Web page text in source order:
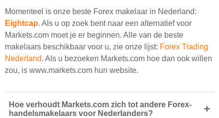
Momenteel is onze beste Forex makelaar in Nederland:
Eightcap. Als u op zoek bent naar een alternatief voor
Markets.com moet je er beginnen. Alle van de beste
makelaars beschikbaar voor u, zie onze lijst: Forex Trading
Nederland. Als u bezoeken Markets.com hoe dan ook willen
zou, is www.markets.com hun website.
Hoe verhoudt Markets.com zich tot andere Forex-
handelsmakelaars voor Nederlanders?
+